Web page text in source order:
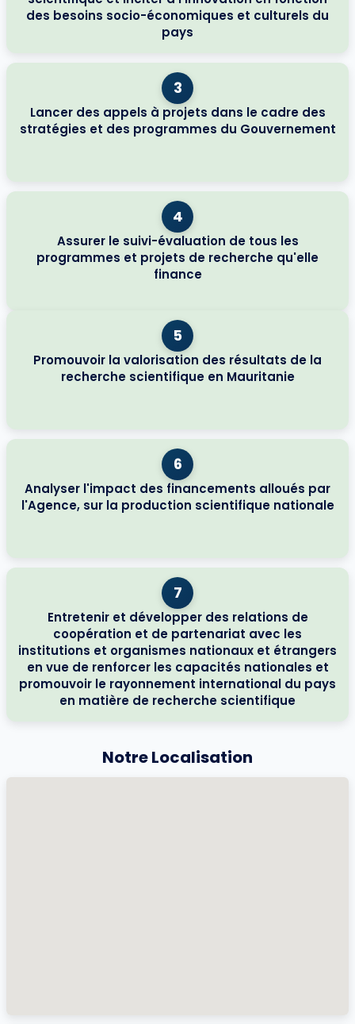
des besoins socio-économiques et culturels du
pays
3
Lancer des appels à projets dans le cadre des
stratégies et des programmes du Gouvernement
4
Assurer le suivi-évaluation de tous les
programmes et projets de recherche qu'elle
finance
5
Promouvoir la valorisation des résultats de la
recherche scientifique en Mauritanie
6
Analyser l'impact des financements alloués par
l'Agence, sur la production scientifique nationale
7
Entretenir et développer des relations de
coopération et de partenariat avec les
institutions et organismes nationaux et étrangers
en vue de renforcer les capacités nationales et
promouvoir le rayonnement international du pays
en matière de recherche scientifique
Notre Localisation